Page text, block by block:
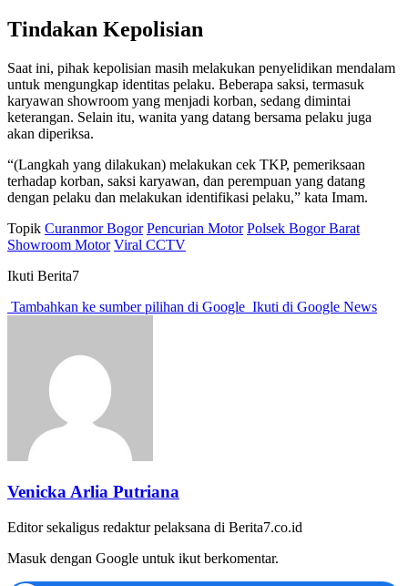
Tindakan Kepolisian
Saat ini, pihak kepolisian masih melakukan penyelidikan mendalam
untuk mengungkap identitas pelaku. Beberapa saksi, termasuk
karyawan showroom yang menjadi korban, sedang dimintai
keterangan. Selain itu, wanita yang datang bersama pelaku juga
akan diperiksa.
“(Langkah yang dilakukan) melakukan cek TKP, pemeriksaan
terhadap korban, saksi karyawan, dan perempuan yang datang
dengan pelaku dan melakukan identifikasi pelaku,” kata Imam.
Topik Curanmor Bogor Pencurian Motor Polsek Bogor Barat
Showroom Motor Viral CCTV
Ikuti Berita7
Tambahkan ke sumber pilihan di Google Ikuti di Google News
Venicka Arlia Putriana
Editor sekaligus redaktur pelaksana di Berita7.co.id
Masuk dengan Google untuk ikut berkomentar.